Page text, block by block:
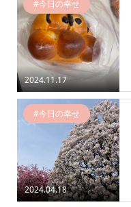
2024.11.17
#今日の幸せ
2024.04.18
#今日の幸せ